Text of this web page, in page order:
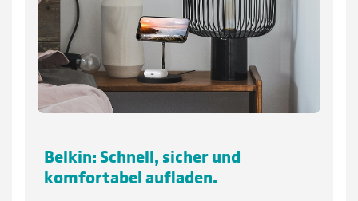
Belkin: Schnell, sicher und
komfortabel aufladen.